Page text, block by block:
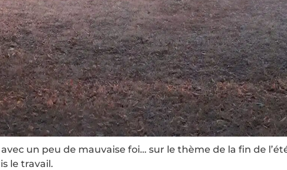
un peu de mauvaise foi… sur le thème de la fin de
le travail.